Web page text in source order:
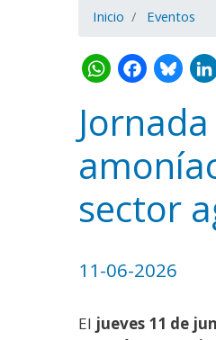
Inicio Eventos
sector
11-06-2026
El jueves 11 de